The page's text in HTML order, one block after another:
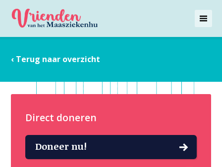
‹ Terug naar overzicht
Direct doneren
Doneer nu!